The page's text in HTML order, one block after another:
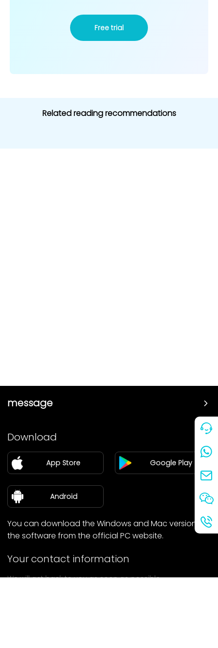
Free trial
Related reading recommendations
message
Partner
Blog
about Us
Download
App Store Google Play
Android
You can download the Windows and Mac versions of
the software from the official PC website.
Your contact information
We will get back to you as soon as possible.